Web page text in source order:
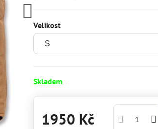
Velikost
Skladem
1950 Kč